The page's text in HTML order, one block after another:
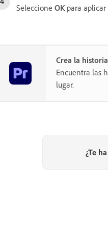
Seleccione OKpara aplicar
Crea la
Encuentra las
lugar.
¿Te